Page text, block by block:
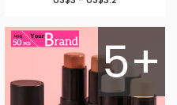
5+